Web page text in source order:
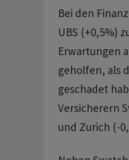
Bei den
UBS (+0,5%)
Erwartungen
geholfen, als
geschadet
Versicherern
und Zurich (-